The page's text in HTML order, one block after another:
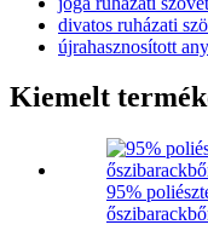
divatos ruházati
újrahasznosított
Kiemelt
95%